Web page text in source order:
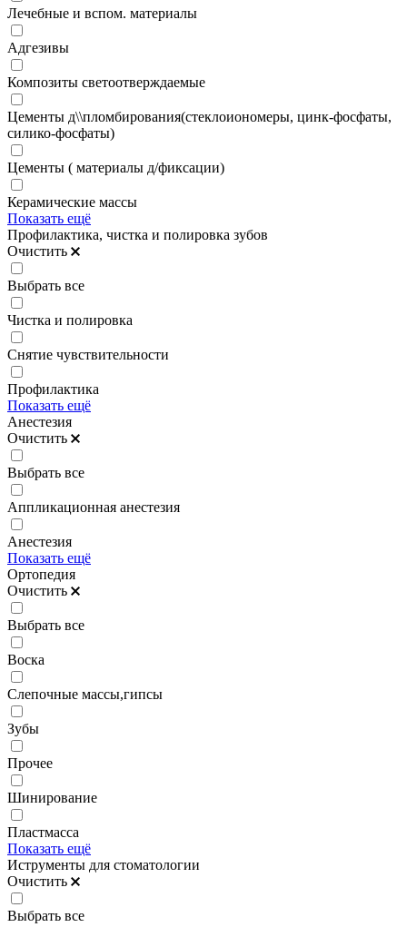
Лечебные и вспом. материалы
Адгезивы
Композиты светоотверждаемые
Цементы д\\пломбирования(стеклоиономеры, цинк-фосфаты,
силико-фосфаты)
Цементы ( материалы д/фиксации)
Керамические массы
Показать ещё
Профилактика, чистка и полировка зубов
Очистить
Выбрать все
Чистка и полировка
Снятие чувствительности
Профилактика
Показать ещё
Анестезия
Очистить
Выбрать все
Аппликационная анестезия
Анестезия
Показать ещё
Ортопедия
Очистить
Выбрать все
Воска
Слепочные массы,гипсы
Зубы
Прочее
Шинирование
Пластмасса
Показать ещё
Иструменты для стоматологии
Очистить
Выбрать все